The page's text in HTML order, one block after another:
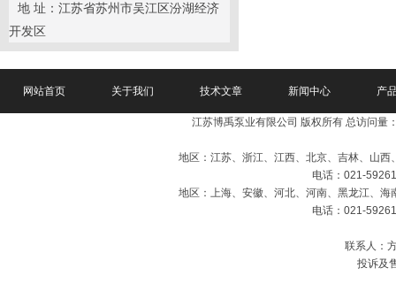
地 址：江苏省苏州市吴江区汾湖经济
开发区
网站首页 关于我们 技术文章 新闻中心 产
江苏博禹泵业有限公司 版权所有 总访问量
地区：江苏、浙江、江西、北京、吉林、山
电话：021-
地区：上海、安徽、河北、河南、黑龙江、
电话：021-
联系人：
投诉及